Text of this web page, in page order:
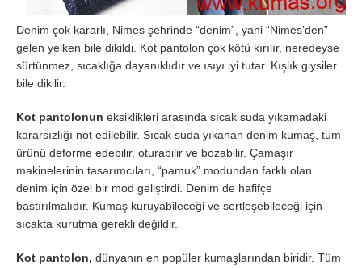
Denim çok kararlı, Nimes şehrinde “denim”, yani “Nimes’den”
gelen yelken bile dikildi. Kot pantolon çok kötü kırılır, neredeyse
sürtünmez, sıcaklığa dayanıklıdır ve ısıyı iyi tutar. Kışlık giysiler
bile dikilir.
Kot pantolonun eksiklikleri arasında sıcak suda yıkamadaki
kararsızlığı not edilebilir. Sıcak suda yıkanan denim kumaş, tüm
ürünü deforme edebilir, oturabilir ve bozabilir. Çamaşır
makinelerinin tasarımcıları, “pamuk” modundan farklı olan
denim için özel bir mod geliştirdi. Denim de hafifçe
bastırılmalıdır. Kumaş kuruyabileceği ve sertleşebileceği için
sıcakta kurutma gerekli değildir.
Kot pantolon, dünyanın en popüler kumaşlarından biridir. Tüm